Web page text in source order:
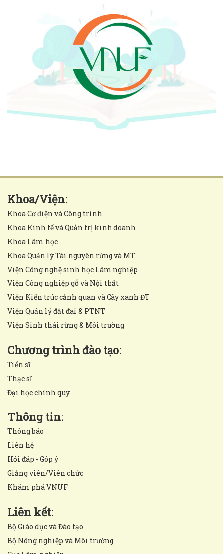
Khoa/Viện:
Khoa Cơ điện và Công trình
Khoa Kinh tế và Quản trị kinh doanh
Khoa Lâm học
Khoa Quản lý Tài nguyên rừng và MT
Viện Công nghệ sinh học Lâm nghiệp
Viện Công nghiệp gỗ và Nội thất
Viện Kiến trúc cảnh quan và Cây xanh ĐT
Viện Quản lý đất đai & PTNT
Viện Sinh thái rừng & Môi trường
Chương trình đào tạo:
Tiến sĩ
Thạc sĩ
Đại học chính quy
Thông tin:
Thông báo
Liên hệ
Hỏi đáp - Góp ý
Giảng viên/Viên chức
Khám phá VNUF
Liên kết:
Bộ Giáo dục và Đào tạo
Bộ Nông nghiệp và Môi trường